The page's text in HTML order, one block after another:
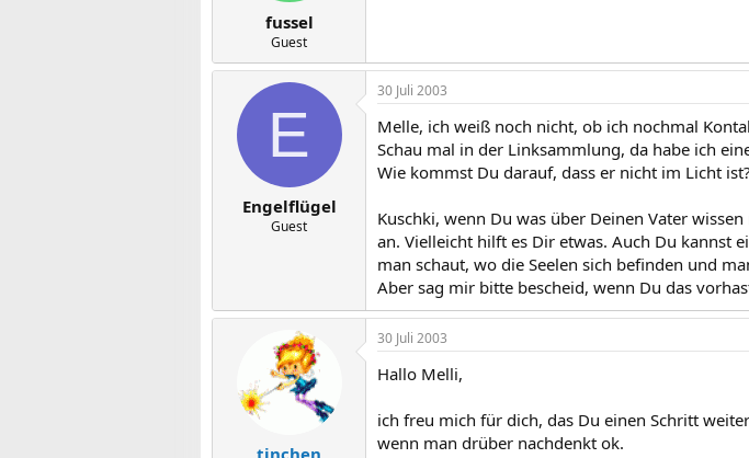
fussel
Guest
E
Engelflügel
Guest
30 Juli 2003
Melle, ich weiß noch nicht, ob ich nochmal
Schau mal in der Linksammlung, da habe ich
Wie kommst Du darauf, dass er nicht im Licht
Kuschki, wenn Du was über Deinen Vater
an. Vielleicht hilft es Dir etwas. Auch Du kannst
man schaut, wo die Seelen sich befinden und
Aber sag mir bitte bescheid, wenn Du das
tinchen
30 Juli 2003
Hallo Melli,
ich freu mich für dich, das Du einen Schritt
wenn man drüber nachdenkt ok.